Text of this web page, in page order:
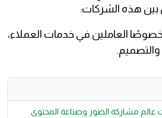
بين هذه الشركات:
العاملين في خدمات العملاء،
والتصميم.
عالم مشاركة الصور وصناعة المحتوى